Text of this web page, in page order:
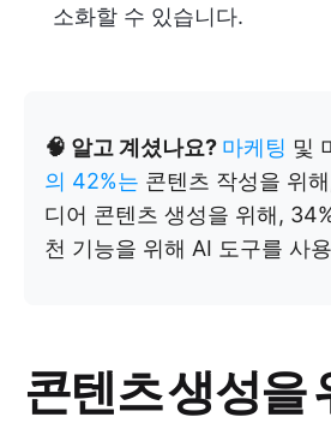
소화할 수 있습니다.
🧠 알고 계셨나요? 마케팅 및
의 42%는 콘텐츠 작성을 위
디어 콘텐츠 생성을 위해,
천 기능을 위해 AI 도구를 사
콘텐츠 생성을